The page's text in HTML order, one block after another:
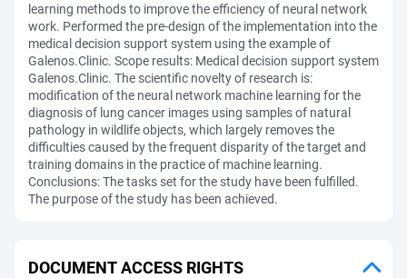
learning methods to improve the efficiency of neural network
work. Performed the pre-design of the implementation into the
medical decision support system using the example of
Galenos.Clinic. Scope results: Medical decision support system
Galenos.Clinic. The scientific novelty of research is:
modification of the neural network machine learning for the
diagnosis of lung cancer images using samples of natural
pathology in wildlife objects, which largely removes the
difficulties caused by the frequent disparity of the target and
training domains in the practice of machine learning.
Conclusions: The tasks set for the study have been fulfilled.
The purpose of the study has been achieved.
DOCUMENT ACCESS RIGHTS